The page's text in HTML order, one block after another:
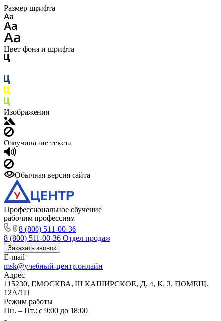
Размер шрифта
Цвет фона и шрифта
Изображения
Озвучивание текста
Обычная версия сайта
Профессиональное обучение
рабочим профессиям
8 (800) 511-00-36
8 (800) 511-00-36 Отдел продаж
Заказать звонок
E-mail
msk@учебный-центр.онлайн
Адрес
115230, Г.МОСКВА, Ш КАШИРСКОЕ, Д. 4, К. 3, ПОМЕЩ.
12А/1П
Режим работы
Пн. – Пт.: с 9:00 до 18:00